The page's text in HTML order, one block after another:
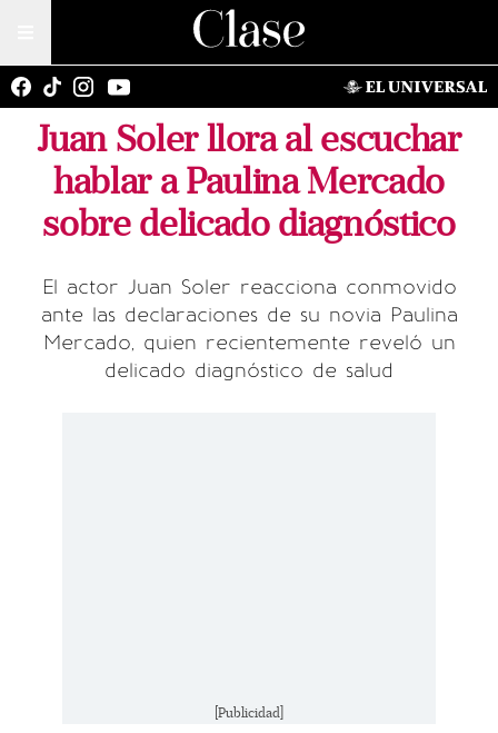
Juan Soler llora al escuchar
hablar a Paulina Mercado
sobre delicado diagnóstico
El actor Juan Soler reacciona conmovido
ante las declaraciones de su novia Paulina
Mercado, quien recientemente reveló un
delicado diagnóstico de salud
[Publicidad]